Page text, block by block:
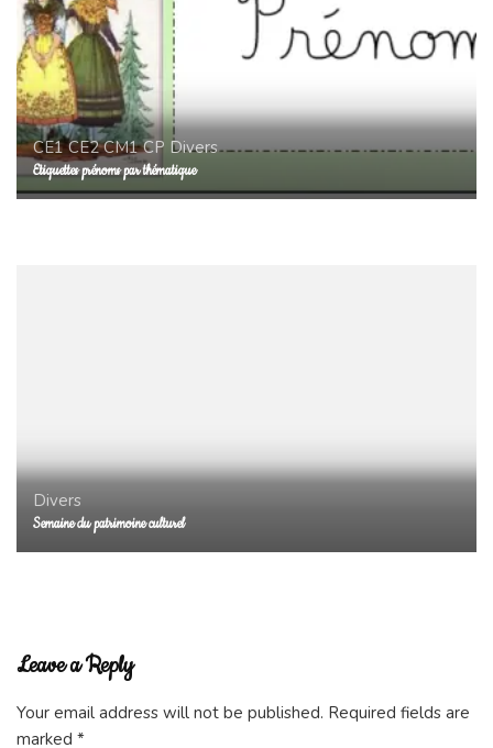
CE1 CE2 CM1 CP Divers
Etiquettes prénoms par thématique
Divers Non classé
Assez des feutres d’ardoise! Vive les Woodys!
Divers
Semaine du patrimoine culturel
Leave a Reply
Your email address will not be published. Required fields are
marked *